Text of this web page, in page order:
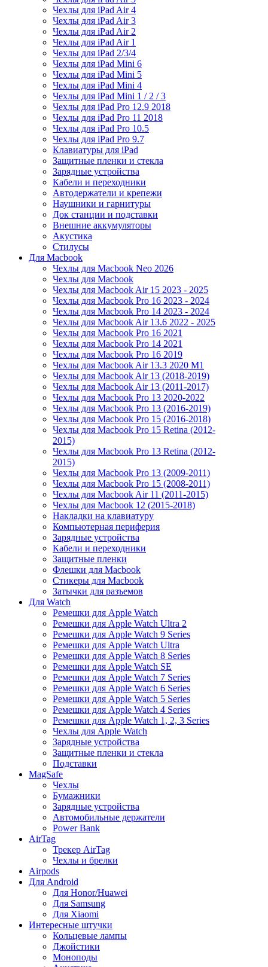
Чехлы для iPad Air 4
Чехлы для iPad Air 3
Чехлы для iPad Air 2
Чехлы для iPad Air 1
Чехлы для iPad 2/3/4
Чехлы для iPad Mini 6
Чехлы для iPad Mini 5
Чехлы для iPad Mini 4
Чехлы для iPad Mini 1 / 2 / 3
Чехлы для iPad Pro 12.9 2018
Чехлы для iPad Pro 11 2018
Чехлы для iPad Pro 10.5
Чехлы для iPad Pro 9.7
Клавиатуры для iPad
Защитные пленки и стекла
Зарядные устройства
Кабели и переходники
Автодержатели и крепежи
Наушники и гарнитуры
Док станции и подставки
Внешние аккумуляторы
Акустика
Стилусы
Для Macbook
Чехлы для Macbook Neo 2026
Чехлы для Macbook
Чехлы для Macbook Air 15 2023 - 2025
Чехлы для Macbook Pro 16 2023 - 2024
Чехлы для Macbook Pro 14 2023 - 2024
Чехлы для Macbook Air 13.6 2022 - 2025
Чехлы для Macbook Pro 16 2021
Чехлы для Macbook Pro 14 2021
Чехлы для Macbook Pro 16 2019
Чехлы для Macbook Air 13.3 2020 M1
Чехлы для Macbook Air 13 (2018-2019)
Чехлы для Macbook Air 13 (2011-2017)
Чехлы для Macbook Pro 13 2020-2022
Чехлы для Macbook Pro 13 (2016-2019)
Чехлы для Macbook Pro 15 (2016-2018)
Чехлы для Macbook Pro 15 Retina (2012-
2015)
Чехлы для Macbook Pro 13 Retina (2012-
2015)
Чехлы для Macbook Pro 13 (2009-2011)
Чехлы для Macbook Pro 15 (2008-2011)
Чехлы для Macbook Air 11 (2011-2015)
Чехлы для Macbook 12 (2015-2018)
Накладки на клавиатуру
Компьютерная периферия
Зарядные устройства
Кабели и переходники
Защитные пленки
Флешки для Macbook
Стикеры для Macbook
Затычки для разъемов
Для Watch
Ремешки для Apple Watch
Ремешки для Apple Watch Ultra 2
Ремешки для Apple Watch 9 Series
Ремешки для Apple Watch Ultra
Ремешки для Apple Watch 8 Series
Ремешки для Apple Watch SE
Ремешки для Apple Watch 7 Series
Ремешки для Apple Watch 6 Series
Ремешки для Apple Watch 5 Series
Ремешки для Apple Watch 4 Series
Ремешки для Apple Watch 1, 2, 3 Series
Чехлы для Apple Watch
Зарядные устройства
Защитные пленки и стекла
Подставки
MagSafe
Чехлы
Бумажники
Зарядные устройства
Автомобильные держатели
Power Bank
AirTag
Трекер AirTag
Чехлы и брелки
Airpods
Для Android
Для Honor/Huawei
Для Samsung
Для Xiaomi
Интересные штучки
Кольцевые лампы
Джойстики
Моноподы